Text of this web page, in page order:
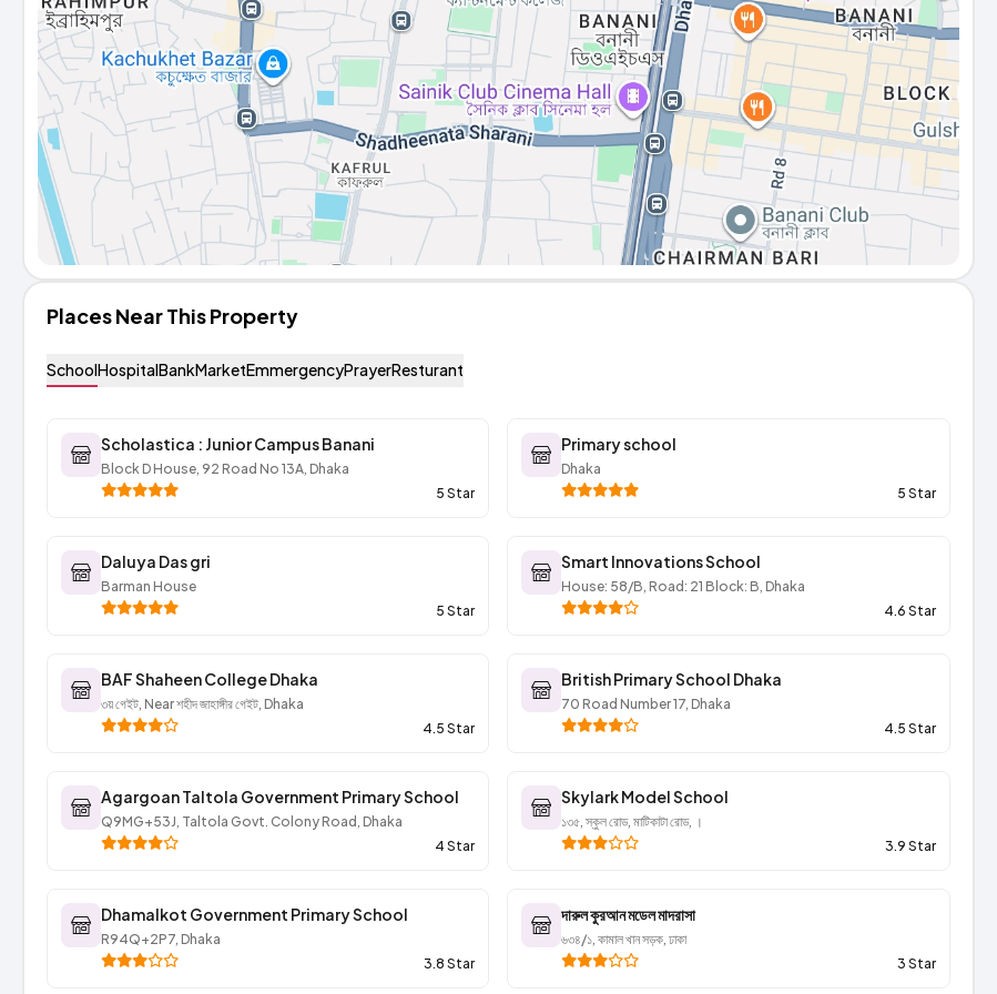
Places Near This Property
SchoolHospitalBankMarketEmmergencyPrayerResturant
Scholastica : Junior Campus Banani
Block D House, 92 Road No 13A, Dhaka
5 Star
Primary school
Dhaka
5 Star
Daluya Das gri
Barman House
5 Star
Smart Innovations School
House: 58/B, Road: 21 Block: B, Dhaka
4.6 Star
BAF Shaheen College Dhaka
৩য় গেইট, Near শহীদ জাহাঙ্গীর গেইট, Dhaka
4.5 Star
British Primary School Dhaka
70 Road Number 17, Dhaka
4.5 Star
Agargoan Taltola Government Primary School
Q9MG+53J, Taltola Govt. Colony Road, Dhaka
4 Star
Skylark Model School
১৩৫, স্কুল রোড, মাটিকাটা রোড, ।
3.9 Star
Dhamalkot Government Primary School
R94Q+2P7, Dhaka
3.8 Star
দারুল কুরআন মডেল মাদরাসা
৬৩৪/১, কামাল খান সড়ক, ঢাকা
3 Star